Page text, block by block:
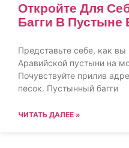
Откройте Для
Багги В Пустыне
Представьте себе, как
Аравийской пустыни на
Почувствуйте прилив
песок. Пустынный багги
ЧИТАТЬ ДАЛЕЕ »